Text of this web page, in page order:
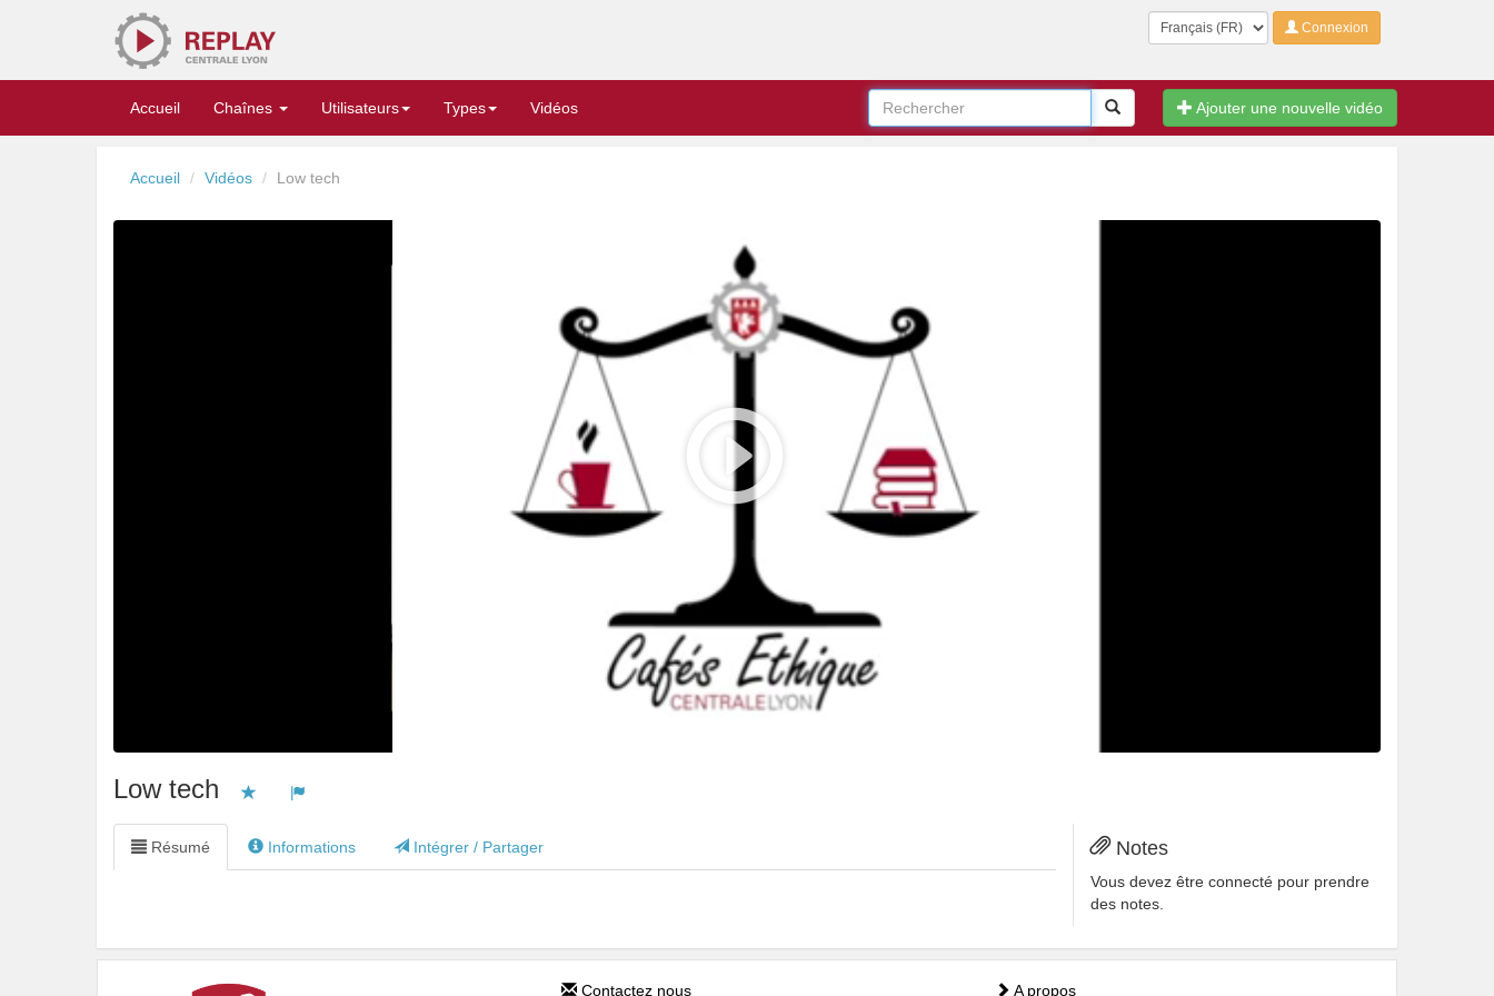
Replay Langue Connexion
Accueil Chaînes Utilisateurs Types Vidéos Ajouter une nouvelle vidéo
Rechercher
Accueil Vidéos Low tech
Video
Low tech Vous devez être connecté pour ajouter cette vidéo à vos favoris.
Résumé Informations Intégrer / Partager Notes
Vous devez être connecté pour prendre
des notes.
Contactez nous A propos